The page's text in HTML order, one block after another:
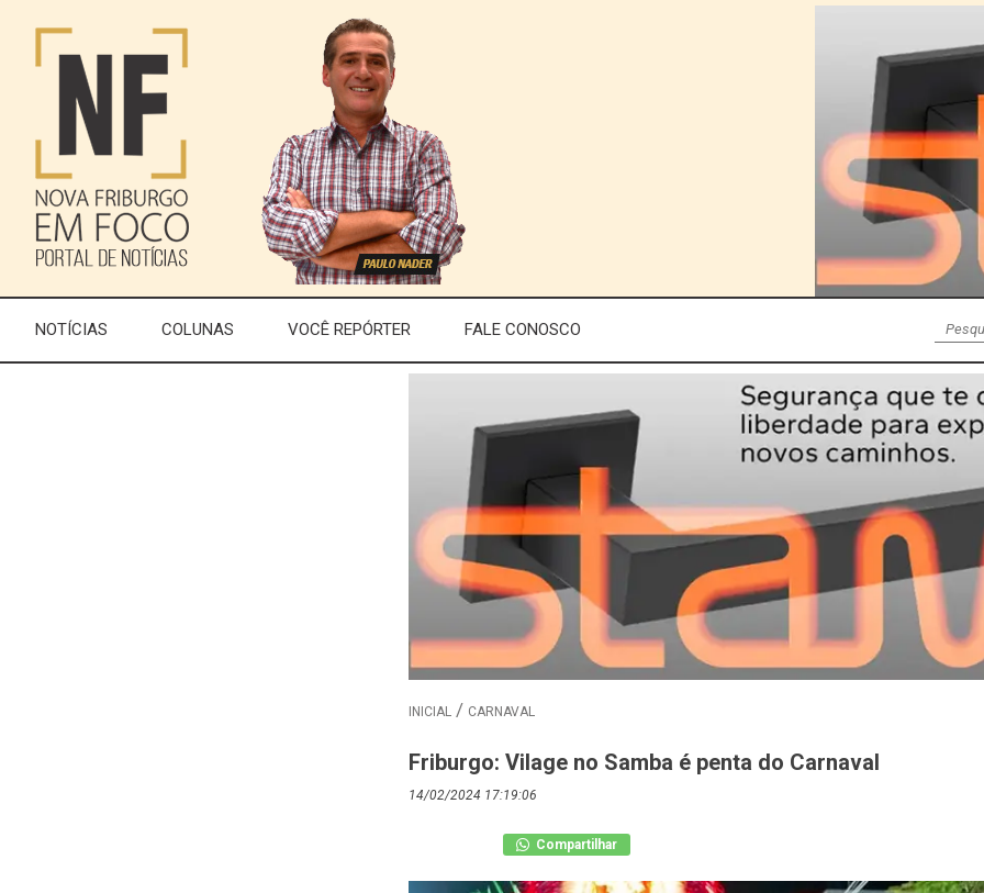
NOTÍCIAS COLUNAS VOCÊ REPÓRTER FALE CONOSCO
INICIAL CARNAVAL
Friburgo: Vilage no Samba é penta do Carnaval
14/02/2024 17:19:06
Compartilhar